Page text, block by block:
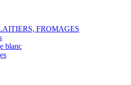
FROMAGES
blanc